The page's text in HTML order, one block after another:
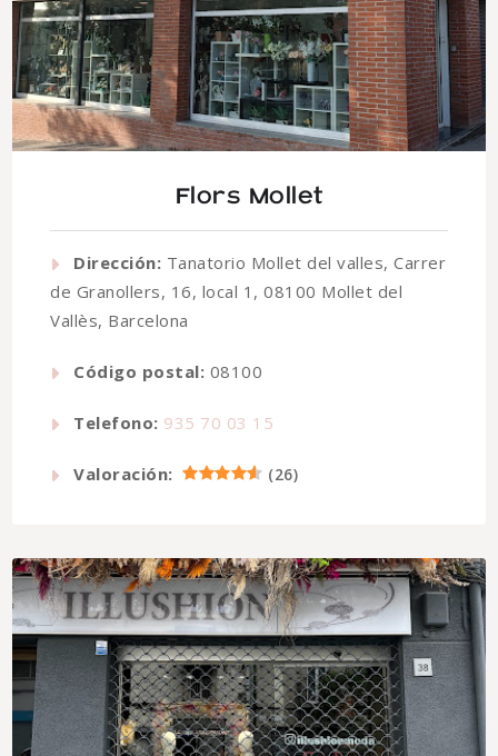
Flors Mollet
Dirección: Tanatorio Mollet del valles, Carrer
de Granollers, 16, local 1, 08100 Mollet del
Vallès, Barcelona
Código postal: 08100
Telefono: 935 70 03 15
Valoración: (26)